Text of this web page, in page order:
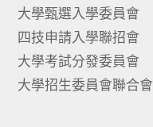
大學甄選入學委員會
四技申請入學聯招會
大學考試分發委員會
大學招生委員會聯合會